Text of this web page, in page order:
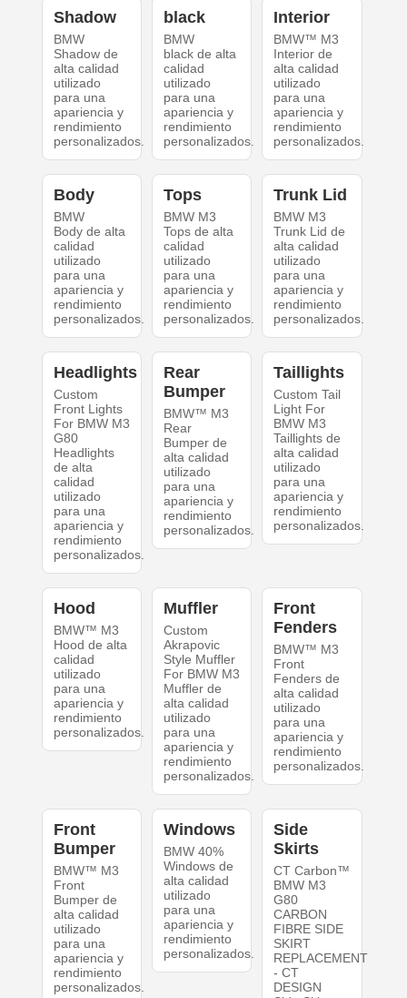
Shadow
BMW
Shadow de
alta calidad
utilizado
para una
apariencia y
rendimiento
personalizados.
black
BMW
black de alta
calidad
utilizado
para una
apariencia y
rendimiento
personalizados.
Interior
BMW™ M3
Interior de
alta calidad
utilizado
para una
apariencia y
rendimiento
personalizados.
Body
BMW
Body de alta
calidad
utilizado
para una
apariencia y
rendimiento
personalizados.
Tops
BMW M3
Tops de alta
calidad
utilizado
para una
apariencia y
rendimiento
personalizados.
Trunk Lid
BMW M3
Trunk Lid de
alta calidad
utilizado
para una
apariencia y
rendimiento
personalizados.
Headlights
Custom
Front Lights
For BMW M3
G80
Headlights
de alta
calidad
utilizado
para una
apariencia y
rendimiento
personalizados.
Rear
Bumper
BMW™ M3
Rear
Bumper de
alta calidad
utilizado
para una
apariencia y
rendimiento
personalizados.
Taillights
Custom Tail
Light For
BMW M3
Taillights de
alta calidad
utilizado
para una
apariencia y
rendimiento
personalizados.
Hood
BMW™ M3
Hood de alta
calidad
utilizado
para una
apariencia y
rendimiento
personalizados.
Muffler
Custom
Akrapovic
Style Muffler
For BMW M3
Muffler de
alta calidad
utilizado
para una
apariencia y
rendimiento
personalizados.
Front
Fenders
BMW™ M3
Front
Fenders de
alta calidad
utilizado
para una
apariencia y
rendimiento
personalizados.
Front
Bumper
BMW™ M3
Front
Bumper de
alta calidad
utilizado
para una
apariencia y
rendimiento
personalizados.
Windows
BMW 40%
Windows de
alta calidad
utilizado
para una
apariencia y
rendimiento
personalizados.
Side
Skirts
CT Carbon™
BMW M3
G80
CARBON
FIBRE SIDE
SKIRT
REPLACEMENT
- CT
DESIGN